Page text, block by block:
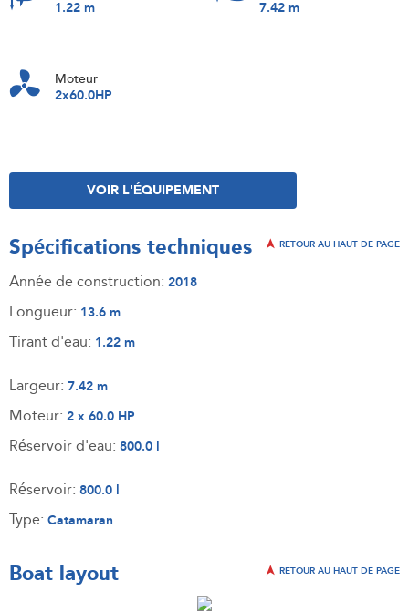
1.22 m
7.42 m
Moteur
2x60.0HP
VOIR L'ÉQUIPEMENT
Spécifications techniques RETOUR AU HAUT DE PAGE
Année de construction: 2018
Longueur: 13.6 m
Tirant d'eau: 1.22 m
Largeur: 7.42 m
Moteur: 2 x 60.0 HP
Réservoir d'eau: 800.0 l
Réservoir: 800.0 l
Type: Catamaran
Boat layout RETOUR AU HAUT DE PAGE